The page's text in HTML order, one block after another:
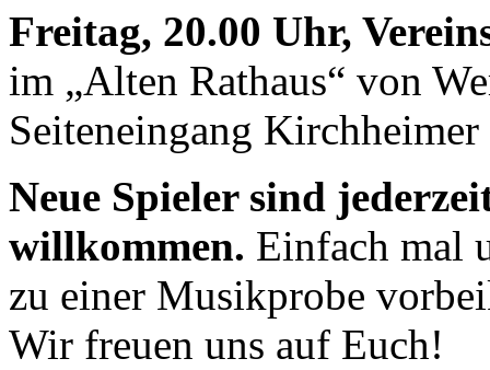
Freitag, 20.00 Uhr,
im „Alten Rathaus“ von
Seiteneingang Kirchheimer
Neue Spieler sind
willkommen. Einfach mal
zu einer Musikprobe
Wir freuen uns auf Euch!